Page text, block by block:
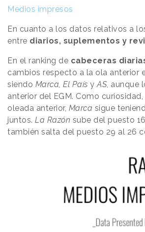
Medios impresos
En cuanto a los datos relativos a
entre diarios, suplementos y
En el ranking de cabeceras
cambios respecto a la ola anterior
siendo Marca, El País y AS, aunque
anterior del EGM. Como
oleada anterior, Marca sigue
juntos. La Razón sube del puesto
también salta del puesto 29 al 26